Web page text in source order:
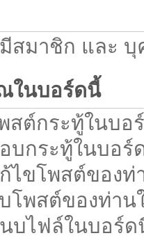
สมาชิก และ
ในบอร์ดนี้
สต์กระทู้ในบอ
บกระทู้ในบอร์
ไขโพสต์ของท่
โพสต์ของท่าน
บไฟล์ในบอร์ด